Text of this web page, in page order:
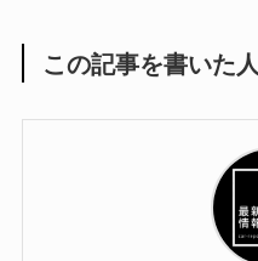
この記事を書いた人